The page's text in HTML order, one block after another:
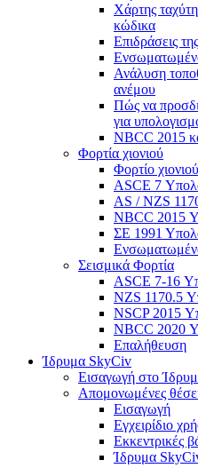
Χάρτης
κώδικα
Επιδράσεις
Ανάλυση
ανέμου
Πώς να
για
NBCC 2015
Φορτία χιονιού
Φορτίο
ASCE 7
AS / NZS
NBCC 2015
ΣΕ 1991
Σεισμικά Φορτία
ASCE 7-16
NZS 1170.5
NSCP 2015
NBCC 2020
Επαλήθευση
Ίδρυμα SkyCiv
Εισαγωγή στο
Απομονωμένες
Εισαγωγή
Εγχειρίδιο
Εκκεντρικές
Ίδρυμα